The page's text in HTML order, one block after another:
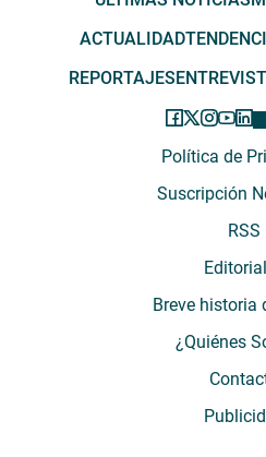
ACTUALIDAD
REPORTAJES
Política de
Suscripción
RSS
Breve historia
¿Quiénes